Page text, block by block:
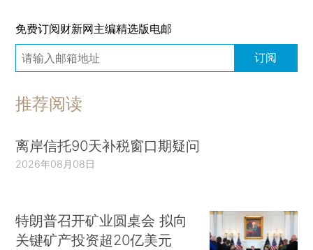
免费订阅财新网主编精选版电邮
订阅
推荐阅读
离岸信托90天补税窗口期疑问
2026年08月08日
特朗普召开矿业圆桌会 拟向
关键矿产投资超20亿美元